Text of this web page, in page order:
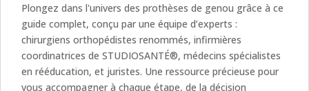
Plongez dans l'univers des prothèses de genou grâce à ce
guide complet, conçu par une équipe d’experts :
chirurgiens orthopédistes renommés, infirmières
coordinatrices de STUDIOSANTÉ®, médecins spécialistes
en rééducation, et juristes. Une ressource précieuse pour
vous accompagner à chaque étape, de la décision